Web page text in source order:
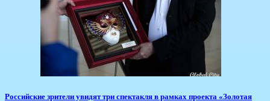
​Российские зрители увидят три спектакля в рамках проекта «Золотая